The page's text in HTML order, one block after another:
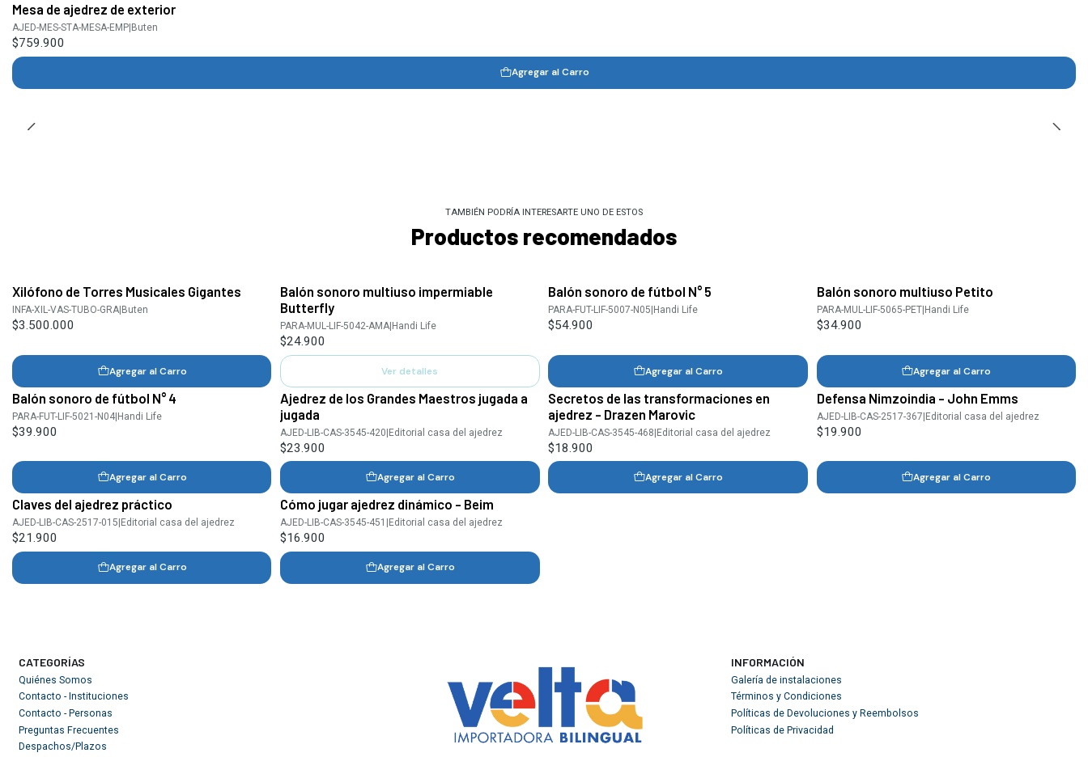
Mesa de ajedrez de exterior
AJED-MES-STA-MESA-EMP| Buten
$759.900
Agregar al Carro
TAMBIÉN PODRÍA INTERESARTE UNO DE ESTOS
Productos recomendados
Xilófono de Torres Musicales Gigantes
INFA-XIL-VAS-TUBO-GRA| Buten
$3.500.000
Agregar al Carro
Agotado
Balón sonoro multiuso impermiable
Butterfly
PARA-MUL-LIF-5042-AMA| Handi Life
$24.900
Ver detalles
Balón sonoro de fútbol N° 5
PARA-FUT-LIF-5007-N05 Handi Life
$54.900
Agregar al Carro
Balón sonoro multiuso Petito
PARA-MUL-LIF-5065-PET| Handi Life
$34.900
Agregar al Carro
Balón sonoro de fútbol N° 4
PARA-FUT-LIF-5021-N04|Handi Life
$39.900
Agregar al Carro
Ajedrez de los Grandes Maestros jugada a
jugada
AJED-LIB-CAS-3545-420|Editorial casa del ajedrez
$23.900
Agregar al Carro
Secretos de las transformaciones en
ajedrez - Drazen Marovic
AJED-LIB-CAS-3545-468|Editorial casa del ajedrez
$18.900
Agregar al Carro
Defensa Nimzoindia - John Emms
AJED-LIB-CAS-2517-367|Editorial casa del ajedrez
$19.900
Agregar al Carro
Claves del ajedrez práctico
AJED-LIB-CAS-2517-015 Editorial casa del ajedrez
$21.900
Agregar al Carro
Cómo jugar ajedrez dinámico - Beim
AJED-LIB-CAS-3545-451 Editorial casa del ajedrez
$16.900
Agregar al Carro
CATEGORÍAS
Quiénes Somos
Contacto - Instituciones
Contacto - Personas
Preguntas Frecuentes
Despachos/Plazos
INFORMACIÓN
Galería de instalaciones
Términos y Condiciones
Políticas de Devoluciones y Reembolsos
Políticas de Privacidad